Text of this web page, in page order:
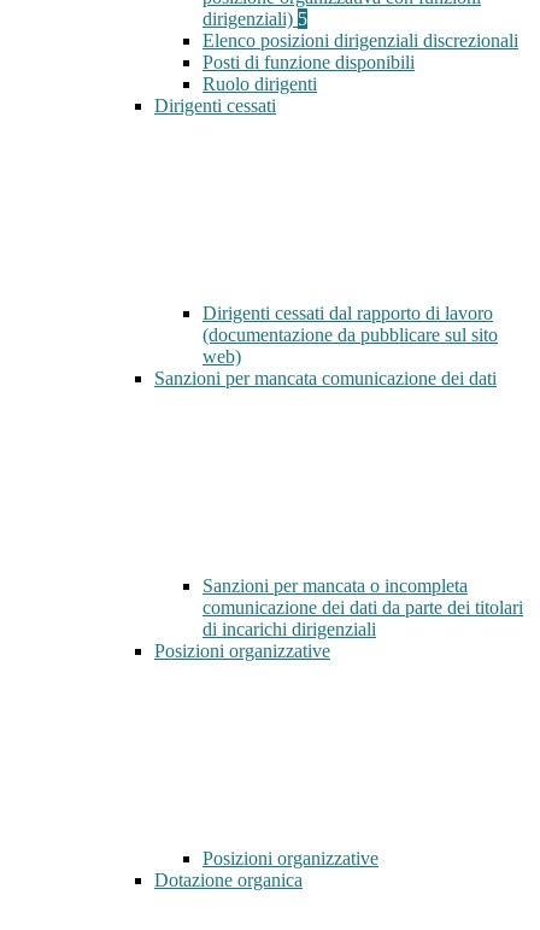
dirigenziali) 5
Elenco posizioni dirigenziali discrezionali
Posti di funzione disponibili
Ruolo dirigenti
Dirigenti cessati
Dirigenti cessati dal rapporto di lavoro
(documentazione da pubblicare sul sito
web)
Sanzioni per mancata comunicazione dei dati
Sanzioni per mancata o incompleta
comunicazione dei dati da parte dei titolari
di incarichi dirigenziali
Posizioni organizzative
Posizioni organizzative
Dotazione organica